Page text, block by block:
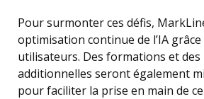
Pour surmonter ces défis,
optimisation continue de l’IA
utilisateurs. Des formations et des
additionnelles seront également
pour faciliter la prise en main de